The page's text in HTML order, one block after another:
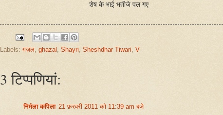
शेष के भाई भतीजे पल गए
Labels:ग़ज़ल, ghazal , Shayri, Sheshdhar Tiwari, V
3 टिप्‍पणियां:
निर्मला कपिला 21 फ़रवरी 2011 को 11:39 am बजे